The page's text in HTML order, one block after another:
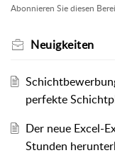
Abonnieren Sie diesen
Neuigkeiten
perfekte
Der neue Excel-
Stunden